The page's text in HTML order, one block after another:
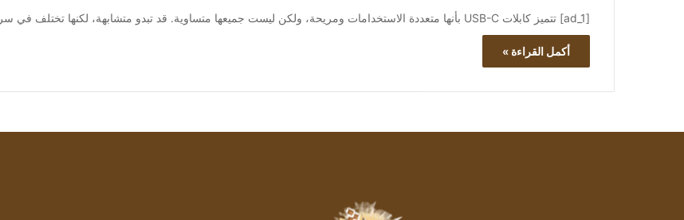
[ad_1] تتميز كابلات USB-C بأنها متعددة الاستخدامات ومريحة، ولكن ليست جميعها متساوية. قد تبدو متشابهة، لكنها تختلف في سرعات الشحن…
أكمل القراءة »